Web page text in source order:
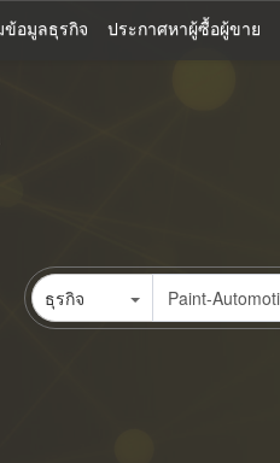
ข้อมูลธุรกิจ ประกาศหาผู้ซื้อผู้ขาย
ธุรกิจ